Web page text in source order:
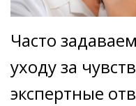
Часто
уходу за
экспертные